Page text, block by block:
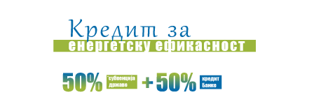
11:26:Na Zlatiboru žu-žu prodaju na komad
11:26:Težak sudar više vozila na putu Stolac - Neum: Nekoliko
osoba p...